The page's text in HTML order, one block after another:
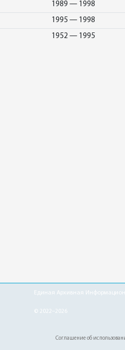
1989 — 1998
1995 — 1998
1952 — 1995
Единая Архивная
© 2022–2026
Соглашение об